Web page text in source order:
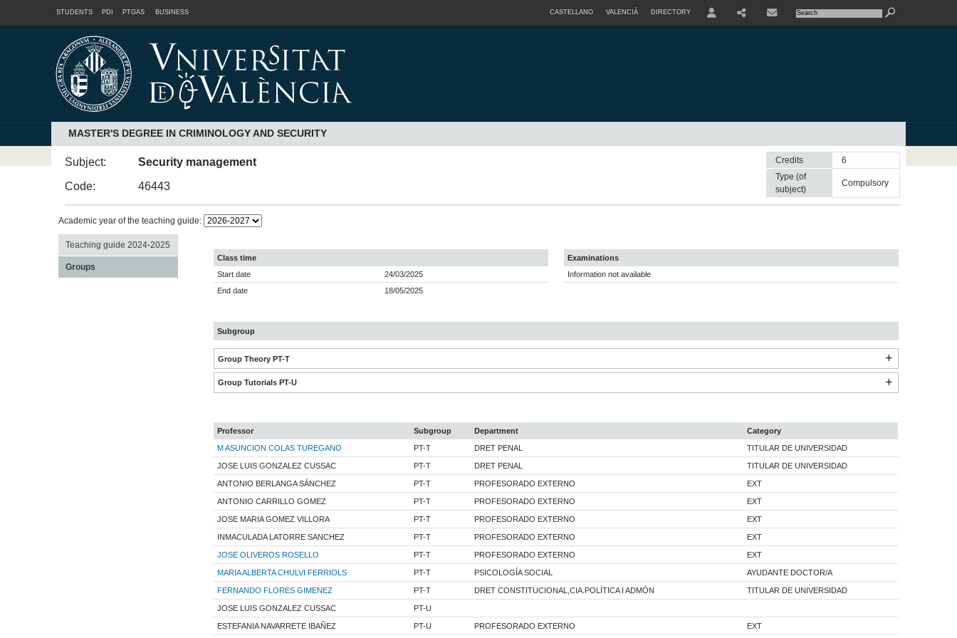
STUDENTS PDI PTGAS BUSINESS CASTELLANO VALENCIÀ DIRECTORY
MASTER'S DEGREE IN CRIMINOLOGY AND SECURITY
Subject:
Security management
Code:
46443
Credits
6
Type (of
subject)
compulsory
Academic year of the teaching guide:
Teaching guide 2024-2025
Groups
Class time
Start date
24/03/2025
End date
18/05/2025
Examinations
Information not available
Subgroup
Group Theory PT-T
Group Tutorials PT-U
Professor Subgroup Department
Category
M ASUNCION COLAS TUREGANO
PT-T DRET PENAL TITULAR DE UNIVERSIDAD
JOSE LUIS GONZALEZ CUSSAC PT-T DRET PENAL TITULAR DE UNIVERSIDAD
ANTONIO BERLANGA SÁNCHEZ PT-T PROFESORADO EXTERNO EXT
ANTONIO CARRILLO GOMEZ PT-T PROFESORADO EXTERNO EXT
JOSE MARIA GOMEZ VILLORA PT-T PROFESORADO EXTERNO EXT
INMACULADA LATORRE SANCHEZ PT-T PROFESORADO EXTERNO EXT
JOSE OLIVEROS ROSELLO PT-T PROFESORADO EXTERNO EXT
MARIA ALBERTA CHULVI FERRIOLS PT-T PSICOLOGÍA SOCIAL AYUDANTE DOCTOR/A
FERNANDO FLORES GIMENEZ PT-T DRET CONSTITUCIONAL,CIA.POLÍTICA I ADMÓN TITULAR DE UNIVERSIDAD
JOSE LUIS GONZALEZ CUSSAC PT-U
ESTEFANIA NAVARRETE IBAÑEZ PT-U PROFESORADO EXTERNO EXT